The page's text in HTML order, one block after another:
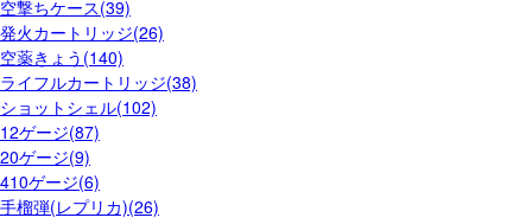
空撃ちケース(39)
発火カートリッジ(26)
空薬きょう(140)
ライフルカートリッジ(38)
ショットシェル(102)
12ゲージ(87)
20ゲージ(9)
410ゲージ(6)
手榴弾(レプリカ)(26)